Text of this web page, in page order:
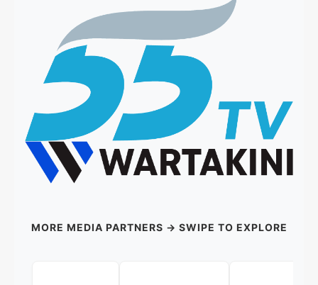
MORE MEDIA PARTNERS → SWIPE TO EXPLORE